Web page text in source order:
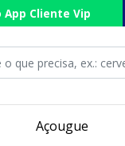
App Cliente Vip
Açougue